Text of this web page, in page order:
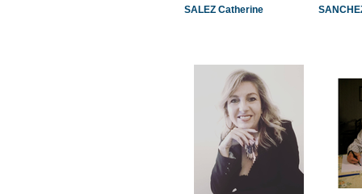
SALEZ Catherine